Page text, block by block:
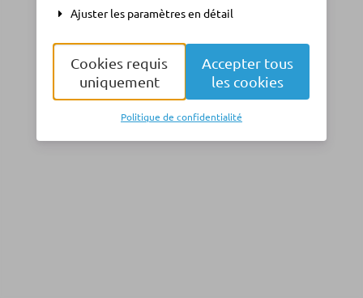
Ajuster les paramètres en détail
Cookies requis
uniquement
Accepter tous
les cookies
Politique de confidentialité